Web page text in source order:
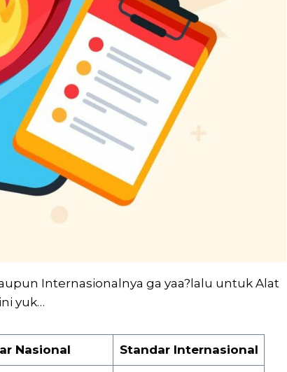
Internasionalnya ga yaa?lalu untuk Alat
yuk…
Nasional Standar Internasional